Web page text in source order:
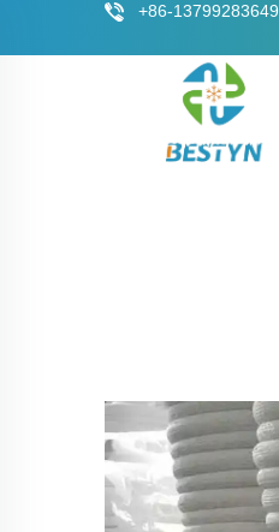
+86-13799283649